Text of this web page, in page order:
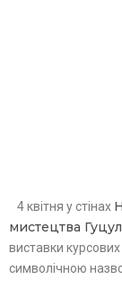
4 квітня у стінах
мистецтва
виставки
символічною